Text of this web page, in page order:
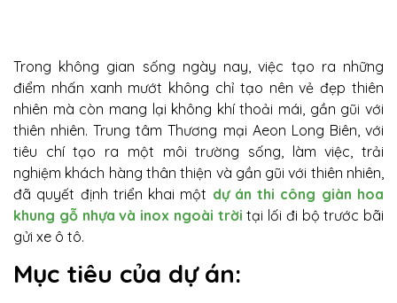
Trong không gian sống ngày nay, việc tạo ra những
điểm nhấn xanh mướt không chỉ tạo nên vẻ đẹp thiên
nhiên mà còn mang lại không khí thoải mái, gần gũi với
thiên nhiên. Trung tâm Thương mại Aeon Long Biên, với
tiêu chí tạo ra một môi trường sống, làm việc, trải
nghiệm khách hàng thân thiện và gần gũi với thiên nhiên,
đã quyết định triển khai một dự án thi công giàn hoa
khung gỗ nhựa và inox ngoài trời tại lối đi bộ trước bãi
gửi xe ô tô.
Mục tiêu của dự án: